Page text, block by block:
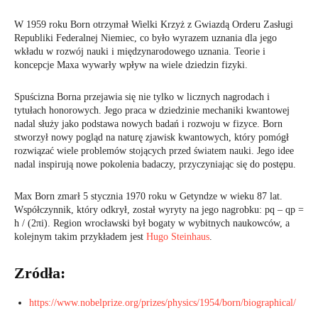
W 1959 roku Born otrzymał Wielki Krzyż z Gwiazdą Orderu Zasługi
Republiki Federalnej Niemiec, co było wyrazem uznania dla jego
wkładu w rozwój nauki i międzynarodowego uznania. Teorie i
koncepcje Maxa wywarły wpływ na wiele dziedzin fizyki.
Spuścizna Borna przejawia się nie tylko w licznych nagrodach i
tytułach honorowych. Jego praca w dziedzinie mechaniki kwantowej
nadal służy jako podstawa nowych badań i rozwoju w fizyce. Born
stworzył nowy pogląd na naturę zjawisk kwantowych, który pomógł
rozwiązać wiele problemów stojących przed światem nauki. Jego idee
nadal inspirują nowe pokolenia badaczy, przyczyniając się do postępu.
Max Born zmarł 5 stycznia 1970 roku w Getyndze w wieku 87 lat.
Współczynnik, który odkrył, został wyryty na jego nagrobku: pq – qp =
h / (2πi). Region wrocławski był bogaty w wybitnych naukowców, a
kolejnym takim przykładem jest Hugo Steinhaus.
Zródła:
https://www.nobelprize.org/prizes/physics/1954/born/biographical/